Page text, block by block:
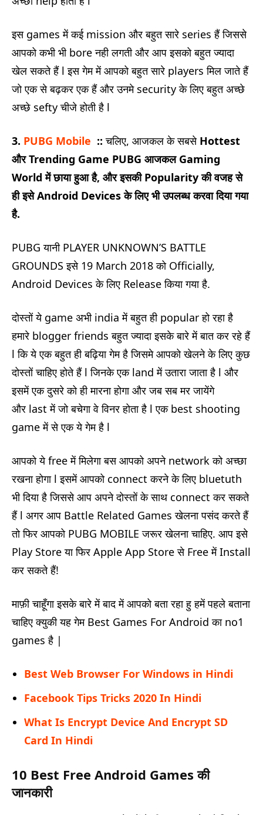
इस games में कई mission और बहुत सारे series हैं जिससे
आपको कभी भी bore नही लगती और आप इसको बहुत ज्यादा
खेल सकते हैं l इस गेम में आपको बहुत सारे players मिल जाते हैं
जो एक से बढ़कर एक हैं और उनमे security के लिए बहुत अच्छे
अच्छे sefty चीजे होती है l
3. PUBG Mobile ::चलिए, आजकल के सबसे Hottest
और Trending Game PUBG आजकल Gaming
World में छाया हुआ है, और इसकी Popularity की वजह से
ही इसे Android Devices के लिए भी उपलब्ध करवा दिया गया
है.
PUBG यानी PLAYER UNKNOWN’S BATTLE
GROUNDS इसे 19 March 2018 को Officially,
Android Devices के लिए Release किया गया है.
दोस्तों ये game अभी india में बहुत ही popular हो रहा है
हमारे blogger friends बहुत ज्यादा इसके बारे में बात कर रहे हैं
l कि ये एक बहुत ही बढ़िया गेम है जिसमे आपको खेलने के लिए कुछ
दोस्तों चाहिए होते हैं l जिनके एक land में उतारा जाता है l और
इसमें एक दुसरे को ही मारना होगा और जब सब मर जायेंगे
और last में जो बचेगा वे विनर होता है l एक best shooting
game में से एक ये गेम है l
आपको ये free में मिलेगा बस आपको अपने network को अच्छा
रखना होगा l इसमें आपको connect करने के लिए bluetuth
भी दिया है जिससे आप अपने दोस्तों के साथ connect कर सकते
हैं l अगर आप Battle Related Games खेलना पसंद करते हैं
तो फिर आपको PUBG MOBILE जरूर खेलना चाहिए. आप इसे
Play Store या फिर Apple App Store से Free में Install
कर सकते हैं!
माफ़ी चाहूँगा इसके बारे में बाद में आपको बता रहा हु हमें पहले बताना
चाहिए क्युकी यह गेम Best Games For Android का no1
games है |
Best Web Browser For Windows in Hindi
Facebook Tips Tricks 2020 In Hindi
What Is Encrypt Device And Encrypt SD
Card In Hindi
10 Best Free Android Games की
जानकारी